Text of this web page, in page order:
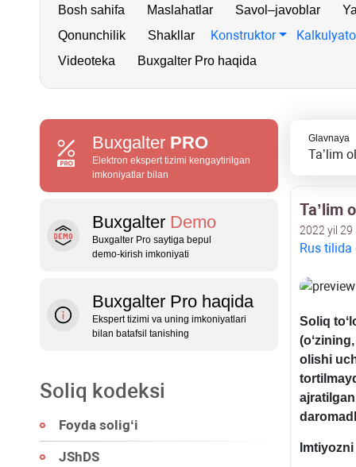
Bosh sahifa Maslahatlar Savol–javoblar
Qonunchilik
Shakllar Konstruktor
Videoteka Buxgalter Pro haqida
Buxgalter PRO
Elektron ekspert tizimi kengaytirilgan
imkoniyatlar bilan
Buxgalter Demo
Buxgalter Pro saytiga bepul
demo‑kirish imkoniyati
Buxgalter Pro haqida
Ekspert tizimi va uning imkoniyatlari
bilan batafsil tanishing
Soliq kodeksi
Foyda soligʻi
JShDS
Glavnaya
Ta’lim
Ta’lim
2022 yil
Rus tilida
Soliq
olishi